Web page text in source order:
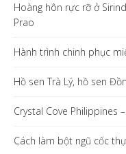
Hoàng hôn rực rỡ ở
Prao
Hành trình chinh phục
Hồ sen Trà Lý, hồ sen
Crystal Cove Philippines
Cách làm bột ngũ cốc